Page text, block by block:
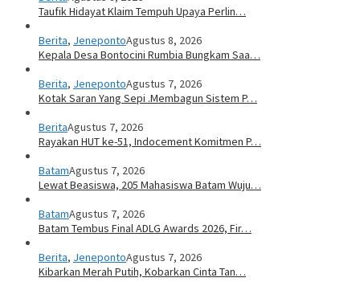
Taufik Hidayat Klaim Tempuh Upaya Perlin…
Berita, JenepontoAgustus 8, 2026
Kepala Desa Bontocini Rumbia Bungkam Saa…
Berita, JenepontoAgustus 7, 2026
Kotak Saran Yang Sepi .Membagun Sistem P…
BeritaAgustus 7, 2026
Rayakan HUT ke-51, Indocement Komitmen P…
BatamAgustus 7, 2026
Lewat Beasiswa, 205 Mahasiswa Batam Wuju…
BatamAgustus 7, 2026
Batam Tembus Final ADLG Awards 2026, Fir…
Berita, JenepontoAgustus 7, 2026
Kibarkan Merah Putih, Kobarkan Cinta Tan…